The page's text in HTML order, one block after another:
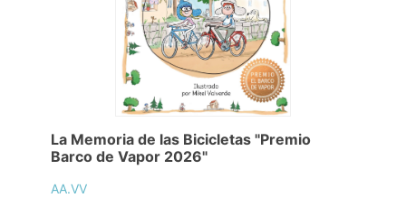
La Memoria de las Bicicletas "Premio
Barco de Vapor 2026"
AA.VV